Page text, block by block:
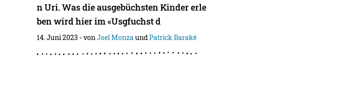
n Uri. Was die ausgebüchsten Kinder erle
ben wird hier im «Usgfuchst d
14. Juni 2023 - vonJoel MonzaundPatrick Baraké